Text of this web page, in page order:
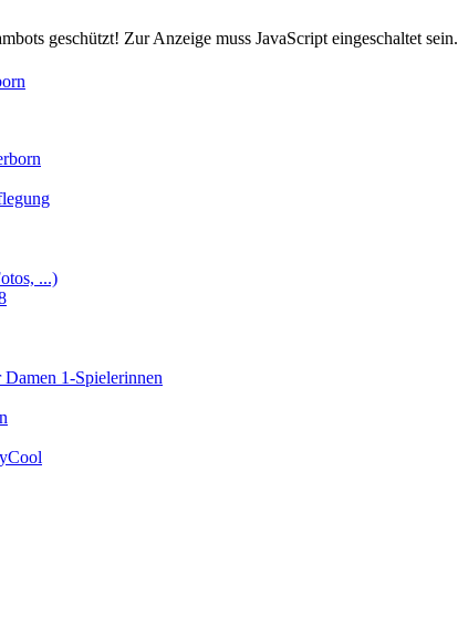
geschützt! Zur Anzeige muss JavaScript eingeschaltet sein.
...)
Damen 1-Spielerinnen